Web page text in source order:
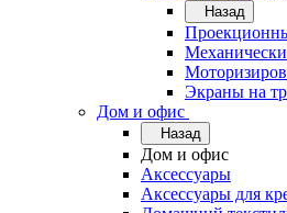
Назад
Экраны на
Дом и офис
Назад
Дом и офис
Аксессуары
Аксессуары для